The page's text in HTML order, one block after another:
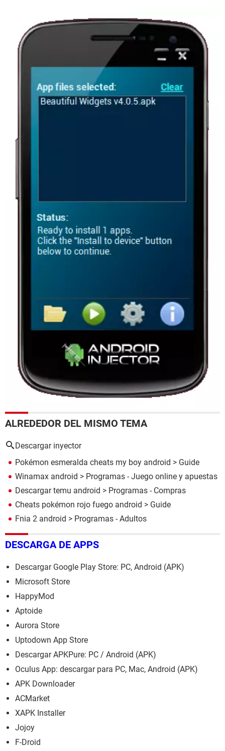
ALREDEDOR DEL MISMO TEMA
Descargar inyector
Pokémon esmeralda cheats my boy android > Guide
Winamax android > Programas - Juego online y apuestas
Descargar temu android > Programas - Compras
Cheats pokémon rojo fuego android > Guide
Fnia 2 android > Programas - Adultos
DESCARGA DE APPS
Descargar Google Play Store: PC, Android (APK)
Microsoft Store
HappyMod
Aptoide
Aurora Store
Uptodown App Store
Descargar APKPure: PC / Android (APK)
Oculus App: descargar para PC, Mac, Android (APK)
APK Downloader
ACMarket
XAPK Installer
Jojoy
F-Droid